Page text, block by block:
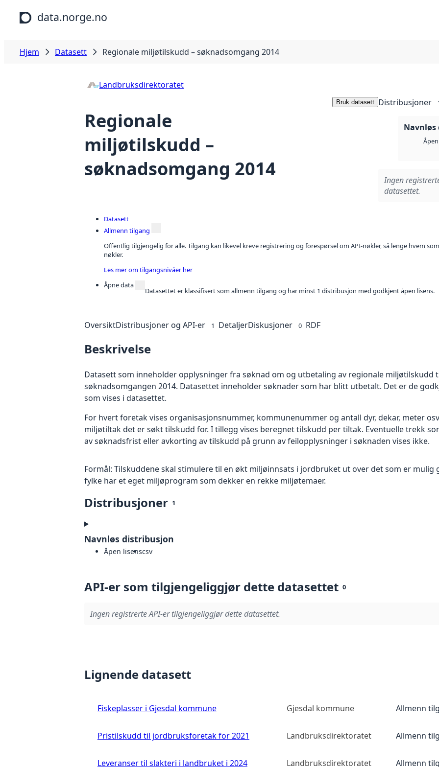
Hopp til hovedinnhold
data.norge.no
Hjem Datasett Regionale miljøtilskudd – søknadsomgang 2014
Landbruksdirektoratet
Regionale
miljøtilskudd –
søknadsomgang 2014
Bruk datasett Distribusjoner
Ingen
datasettet.
Datasett
Allmenn tilgang
Offentlig tilgjengelig for alle. Tilgang kan likevel kreve registrering og forespørsel om API-nøkler, så lenge hvem
nøkler.
Les mer om tilgangsnivåer her
Åpne data
Datasettet er klassifisert som allmenn tilgang og har minst 1 distribusjon med godkjent åpen lisens.
OversiktDistribusjoner og API-er 1 DetaljerDiskusjoner 0 RDF
Beskrivelse
Datasett som inneholder opplysninger fra søknad om og utbetaling av regionale miljøtilskudd
søknadsomgangen 2014. Datasettet inneholder søknader som har blitt utbetalt. Det er de
som vises i datasettet.
For hvert foretak vises organisasjonsnummer, kommunenummer og antall dyr, dekar, meter
miljøtiltak det er søkt tilskudd for. I tillegg vises beregnet tilskudd per tiltak. Eventuelle trekk
av søknadsfrist eller avkorting av tilskudd på grunn av feilopplysninger i søknaden vises ikke.
Formål: Tilskuddene skal stimulere til en økt miljøinnsats i jordbruket ut over det som er mulig
fylke har et eget miljøprogram som dekker en rekke miljøtemaer.
Distribusjoner 1
Navnløs distribusjon
Åpen lisenscsv
API-er som tilgjengeliggjør dette datasettet 0
Ingen registrerte API-er tilgjengeliggjør dette datasettet.
Lignende datasett
Fiskeplasser i Gjesdal kommune Gjesdal kommune Allmenn
Pristilskudd til jordbruksforetak for 2021 Landbruksdirektoratet Allmenn
Leveranser til slakteri i landbruket i 2024 Landbruksdirektoratet Allmenn